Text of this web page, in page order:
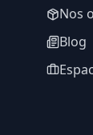
Nos
Blog